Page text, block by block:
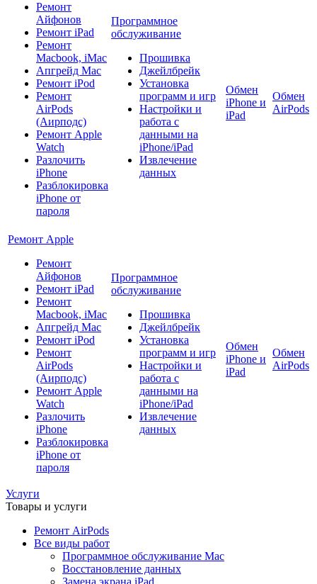
Ремонт
Айфонов
Ремонт iPad
Ремонт
Macbook, iMac
Апгрейд Mac
Ремонт iPod
Ремонт
AirPods
(Аирподс)
Ремонт Apple
Watch
Разлочить
iPhone
Разблокировка
iPhone от
пароля
Программное
обслуживание
Прошивка
Джейлбрейк
Установка
программ и игр
Настройки и
работа с
данными на
iPhone/iPad
Извлечение
данных
Обмен
iPhone и
iPad
Обмен
AirPods
Ремонт Apple
Ремонт
Айфонов
Ремонт iPad
Ремонт
Macbook, iMac
Апгрейд Mac
Ремонт iPod
Ремонт
AirPods
(Аирподс)
Ремонт Apple
Watch
Разлочить
iPhone
Разблокировка
iPhone от
пароля
Программное
обслуживание
Прошивка
Джейлбрейк
Установка
программ и игр
Настройки и
работа с
данными на
iPhone/iPad
Извлечение
данных
Обмен
iPhone и
iPad
Обмен
AirPods
Услуги
Товары и услуги
Ремонт AirPods
Все виды работ
Программное обслуживание Mac
Восстановление данных
Замена экрана iPad